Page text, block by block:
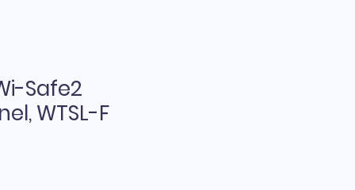
Safe2
WTSL-F